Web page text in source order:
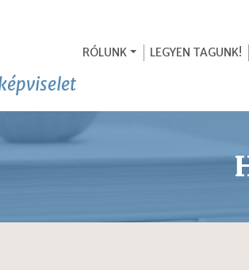
RÓLUNK LEGYEN TAGUNK!